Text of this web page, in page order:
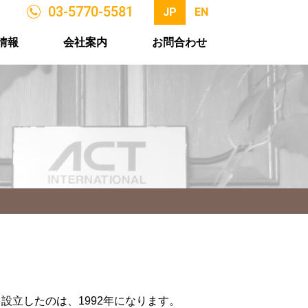
03-5770-5581 JP EN
報 会社案内 お問合わせ
立したのは、1992年になります。